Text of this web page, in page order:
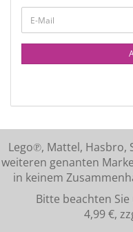
Lego℗, Mattel, Hasbro,
weiteren genanten
in keinem
Bitte beachten Sie
4,99 €,